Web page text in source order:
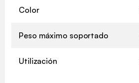
Color
Peso máximo soportado
Utilización